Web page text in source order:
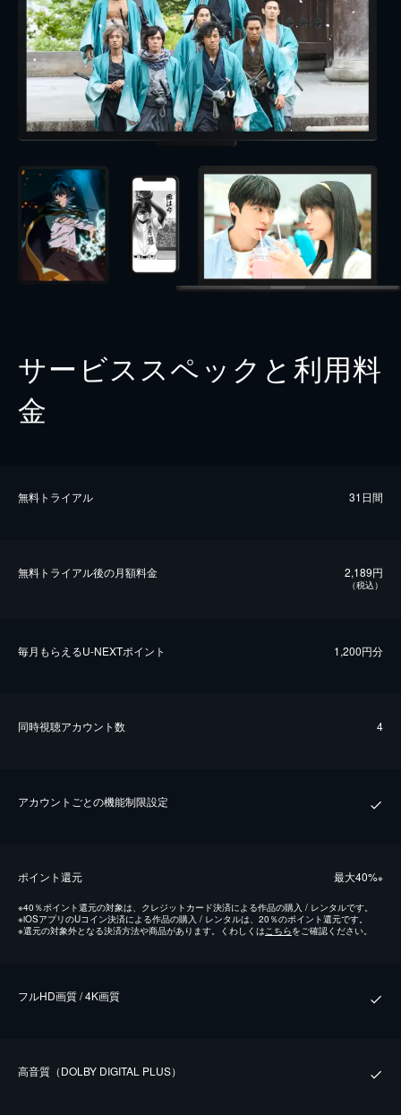
サービススペックと利用料
金
無料トライアル 31日間
無料トライアル後の⽉額料金 2,189円
（税込）
毎⽉もらえるU-NEXTポイント 1,200円分
同時視聴アカウント数 4
アカウントごとの機能制限設定
ポイント還元 最⼤40%※
※40％ポイント還元の対象は、クレジットカード決済による作品の購入 / レンタルです。
※iOSアプリのUコイン決済による作品の購入 / レンタルは、20％のポイント還元です。
※還元の対象外となる決済方法や商品があります。くわしくはこちらをご確認ください。
フルHD画質 / 4K画質
⾼⾳質（DOLBY DIGITAL PLUS）